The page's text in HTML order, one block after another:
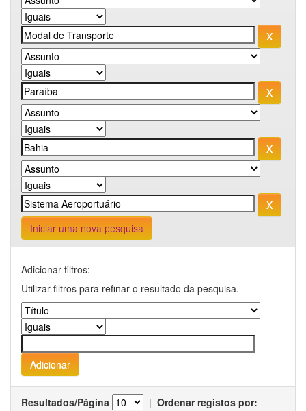
Iniciar uma nova pesquisa
Adicionar filtros:
Utilizar filtros para refinar o resultado da pesquisa.
Resultados/Página | Ordenar registos por: